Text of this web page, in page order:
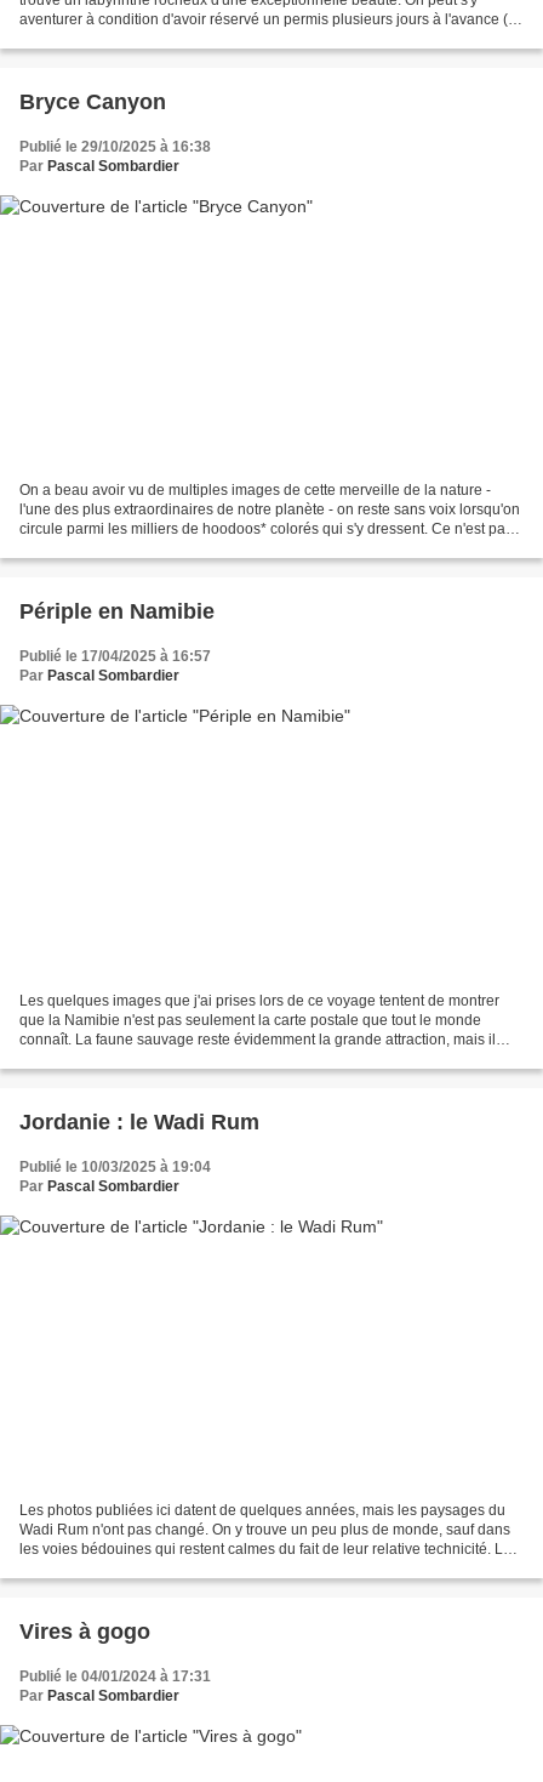
aventurer à condition d'avoir réservé un permis plusieurs jours à l'avance (8
Bryce Canyon
Publié le 29/10/2025 à 16:38
Par Pascal Sombardier
On a beau avoir vu de multiples images de cette merveille de la nature -
l'une des plus extraordinaires de notre planète - on reste sans voix lorsqu'on
circule parmi les milliers de hoodoos* colorés qui s'y dressent. Ce n'est pas
Périple en Namibie
Publié le 17/04/2025 à 16:57
Par Pascal Sombardier
Les quelques images que j'ai prises lors de ce voyage tentent de montrer
que la Namibie n'est pas seulement la carte postale que tout le monde
connaît. La faune sauvage reste évidemment la grande attraction, mais il
Jordanie : le Wadi Rum
Publié le 10/03/2025 à 19:04
Par Pascal Sombardier
Les photos publiées ici datent de quelques années, mais les paysages du
Wadi Rum n'ont pas changé. On y trouve un peu plus de monde, sauf dans
les voies bédouines qui restent calmes du fait de leur relative technicité. Les
Vires à gogo
Publié le 04/01/2024 à 17:31
Par Pascal Sombardier